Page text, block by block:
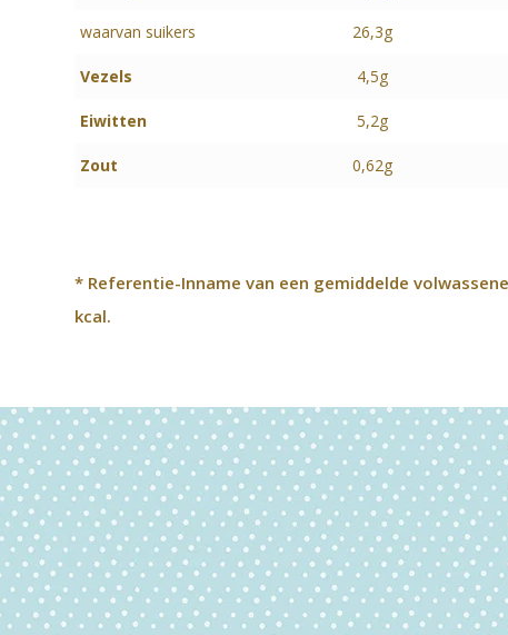
waarvan suikers 26,3g
Vezels 4,5g
Eiwitten 5,2g
Zout 0,62g
* Referentie-Inname van een gemiddelde
kcal.